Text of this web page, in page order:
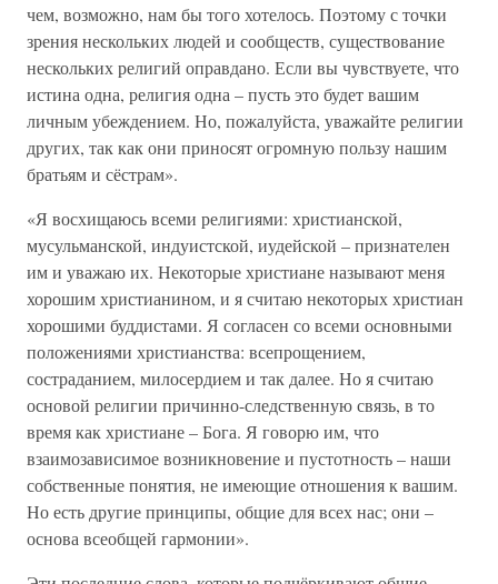
чем, возможно, нам бы того хотелось. Поэтому с точки
зрения нескольких людей и сообществ, существование
нескольких религий оправдано. Если вы чувствуете, что
истина одна, религия одна – пусть это будет вашим
личным убеждением. Но, пожалуйста, уважайте религии
других, так как они приносят огромную пользу нашим
братьям и сёстрам».
«Я восхищаюсь всеми религиями: христианской,
мусульманской, индуистской, иудейской – признателен
им и уважаю их. Некоторые христиане называют меня
хорошим христианином, и я считаю некоторых христиан
хорошими буддистами. Я согласен со всеми основными
положениями христианства: всепрощением,
состраданием, милосердием и так далее. Но я считаю
основой религии причинно-следственную связь, в то
время как христиане – Бога. Я говорю им, что
взаимозависимое возникновение и пустотность – наши
собственные понятия, не имеющие отношения к вашим.
Но есть другие принципы, общие для всех нас; они –
основа всеобщей гармонии».